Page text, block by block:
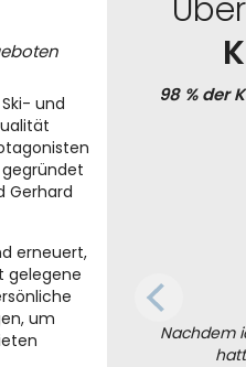
Über
98 % der
Nachdem
und
Gerhard
erneuert,
gelegene
um